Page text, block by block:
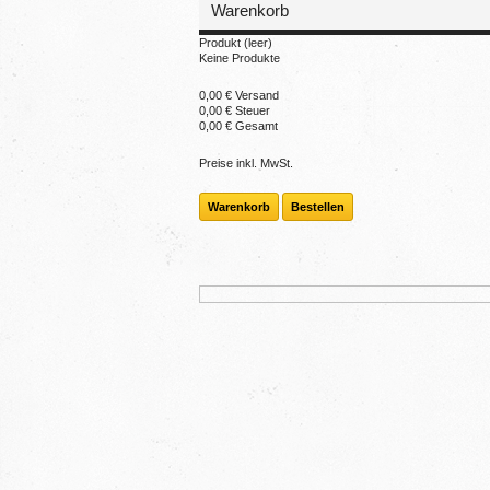
Warenkorb
Produkt (leer)
Keine Produkte
0,00 € Versand
0,00 € Steuer
0,00 € Gesamt
Preise inkl. MwSt.
Warenkorb Bestellen